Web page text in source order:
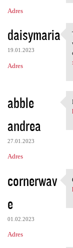
Adres
daisymaria
19.01.2023
Adres
abble
andrea
27.01.2023
Adres
cornerwav
e
01.02.2023
Adres